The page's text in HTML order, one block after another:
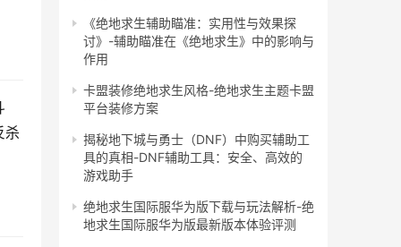
杀
《绝地求生辅助瞄准：实用性与效果探
讨》-辅助瞄准在《绝地求生》中的影响与
作用
卡盟装修绝地求生风格-绝地求生主题卡盟
平台装修方案
揭秘地下城与勇士（DNF）中购买辅助工
具的真相-DNF辅助工具：安全、高效的
游戏助手
绝地求生国际服华为版下载与玩法解析-绝
地求生国际服华为版最新版本体验评测